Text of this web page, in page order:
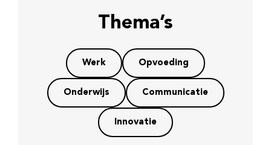
Thema’s
Werk Opvoeding
Onderwijs Communicatie
Innovatie